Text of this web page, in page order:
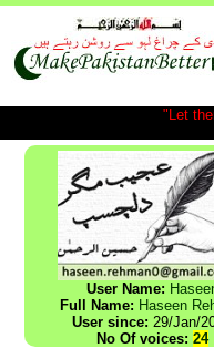
"Let
User Name:
Full Name: Haseen
User since: 29/Jan/
No Of voices: 24